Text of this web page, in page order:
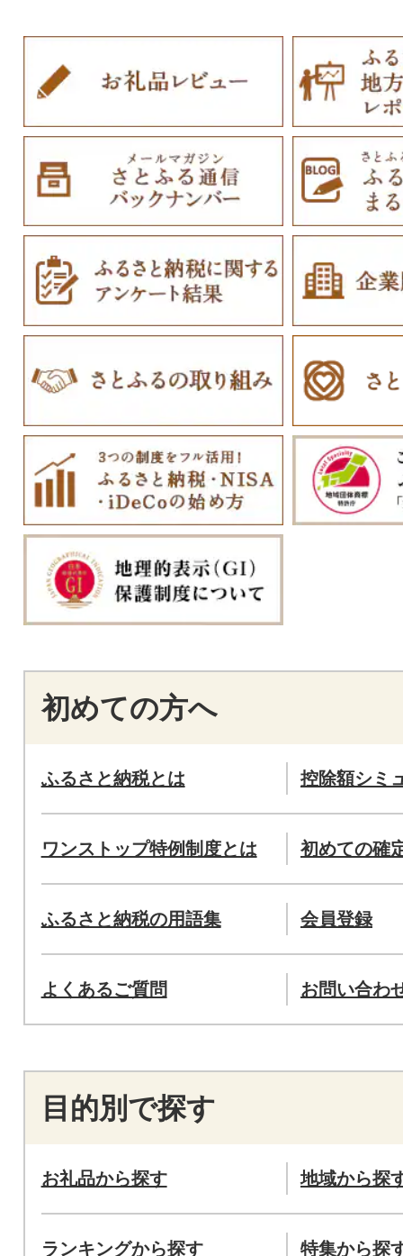
初めての方へ
ふるさと納税とは 控除額シミ
ワンストップ特例制度とは 初めての確
ふるさと納税の用語集 会員登録
よくあるご質問 お問い合わ
目的別で探す
お礼品から探す 地域から探
ランキングから探す 特集から探